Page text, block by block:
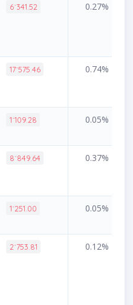
6˙341.52 0.27%
17˙575.46 0.74%
1˙109.28 0.05%
8˙849.64 0.37%
1˙251.00 0.05%
2˙753.81 0.12%